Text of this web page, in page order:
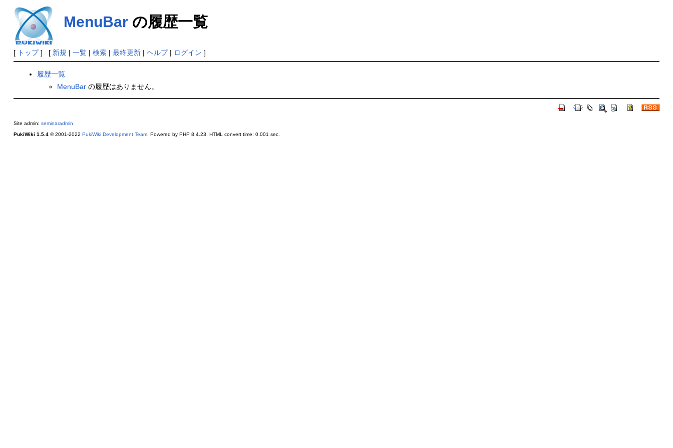
MenuBarの履歴一覧
[ トップ] [ 新規 | 一覧| 検索| 最終更新| ヘルプ| ログイン ]
履歴一覧
MenuBar の履歴はありません。
Site admin: seminaradmin
PukiWiki 1.5.4© 2001-2022 PukiWiki Development Team. Powered by PHP 8.4.23. HTML convert time: 0.001 sec.